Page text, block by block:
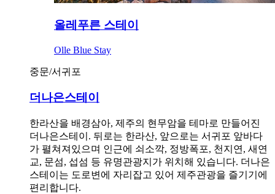
올레푸른 스테이
Olle Blue Stay
중문/서귀포
더나은스테이
한라산을 배경삼아, 제주의 현무암을 테마로 만들어진
더나은스테이. 뒤로는 한라산, 앞으로는 서귀포 앞바다
가 펼쳐져있으며 인근에 쇠소깍, 정방폭포, 천지연, 새연
교, 문섬, 섭섬 등 유명관광지가 위치해 있습니다. 더나은
스테이는 도로변에 자리잡고 있어 제주관광을 즐기기에
편리합니다.